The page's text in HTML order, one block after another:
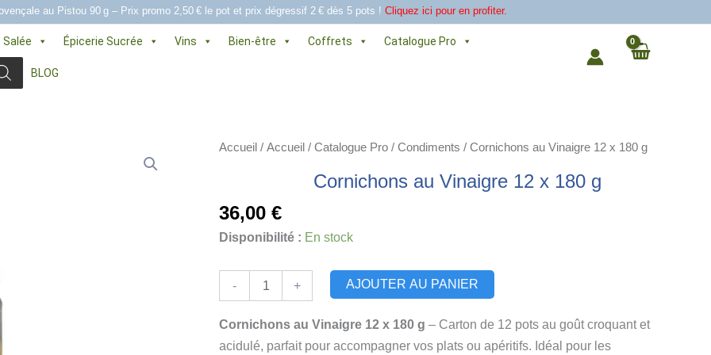
au Pistou 90 g – Prix promo 2,50 € le pot et prix dégressif 2 € dès 5 pots ! Cliquez ici pour en profiter.
Salée Épicerie Sucrée Vins Bien-être Coffrets
Catalogue Pro
BLOG
Accueil /Accueil /Catalogue Pro /Condiments / Cornichons au Vinaigre 12 x 180 g
Cornichons au Vinaigre 12 x 180 g
36,00€
Disponibilité : En stock
-
quantité
de
Cornichons
au
+ AJOUTER AU PANIER
Cornichons au Vinaigre 12 x 180 g – Carton de 12 pots au goût croquant et
acidulé, parfait pour accompagner vos plats ou apéritifs. Idéal pour les